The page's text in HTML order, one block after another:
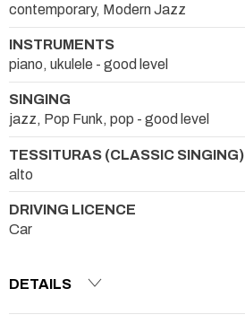
contemporary, Modern Jazz
INSTRUMENTS
piano, ukulele - good level
SINGING
jazz, Pop Funk, pop - good level
TESSITURAS (CLASSIC SINGING)
alto
DRIVING LICENCE
Car
DETAILS